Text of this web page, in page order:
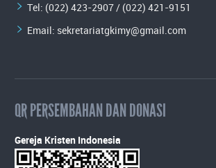
Tel: (022) 423-2907 / (022) 421-9151
Email: sekretariatgkimy@gmail.com
QR PERSEMBAHAN DAN DONASI
Gereja Kristen Indonesia